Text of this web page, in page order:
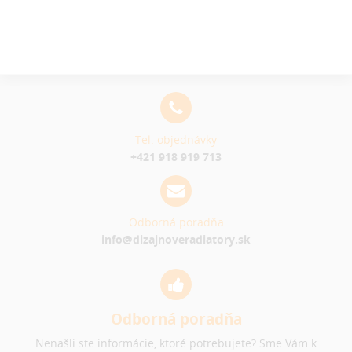
Tel. objednávky
+421 918 919 713
Odborná poradňa
info@dizajnoveradiatory.sk
Odborná poradňa
Nenašli ste informácie, ktoré potrebujete? Sme Vám k